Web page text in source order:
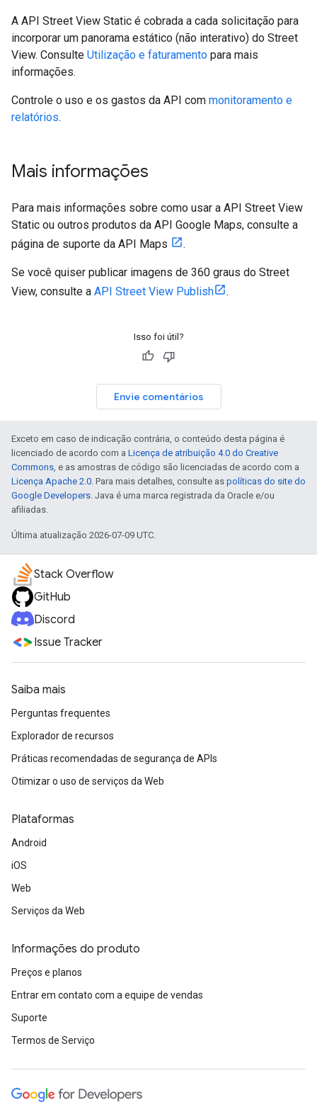
A API Street View Static é cobrada a cada solicitação para
incorporar um panorama estático (não interativo) do Street
View. Consulte Utilização e faturamento para mais
informações.
Controle o uso e os gastos da API com monitoramento e
relatórios.
Mais informações
Para mais informações sobre como usar a API Street View
Static ou outros produtos da API Google Maps, consulte a
página de suporte da API Maps
.
Se você quiser publicar imagens de 360 graus do Street
View, consulte a API Street View Publish .
Isso foi útil?
Envie comentários
Exceto em caso de indicação contrária, o conteúdo desta página é
licenciado de acordo com a Licença de atribuição 4.0 do Creative
Commons, e as amostras de código são licenciadas de acordo com a
Licença Apache 2.0. Para mais detalhes, consulte as políticas do site do
Google Developers. Java é uma marca registrada da Oracle e/ou
afiliadas.
Última atualização 2026-07-09 UTC.
Stack Overflow
GitHub
Discord
Issue Tracker
Saiba mais
Perguntas frequentes
Explorador de recursos
Práticas recomendadas de segurança de APIs
Otimizar o uso de serviços da Web
Plataformas
Android
iOS
Web
Serviços da Web
Informações do produto
Preços e planos
Entrar em contato com a equipe de vendas
Suporte
Termos de Serviço